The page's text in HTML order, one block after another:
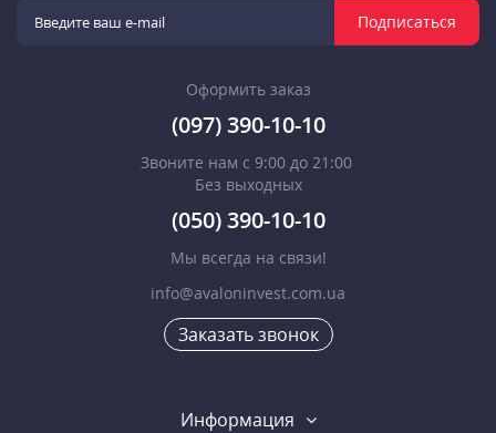
Подписаться
Оформить заказ
(097) 390-10-10
Звоните нам с 9:00 до 21:00
Без выходных
(050) 390-10-10
Мы всегда на связи!
info@avaloninvest.com.ua
Заказать звонок
Информация